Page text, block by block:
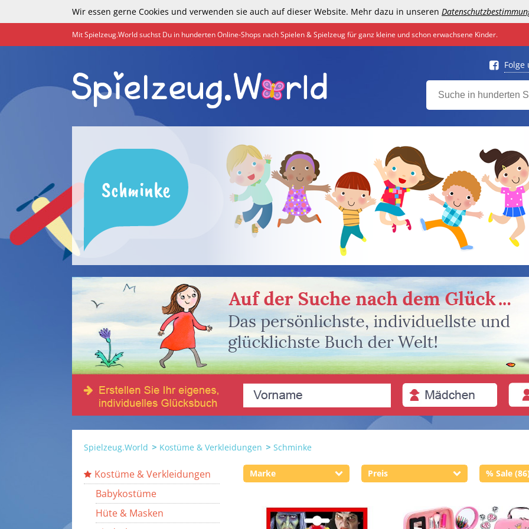
Wir essen gerne Cookies und verwenden sie auch auf dieser Website. Mehr dazu in unseren
Mit Spielzeug.World suchst Du in hunderten Online-Shops nach Spielen & Spielzeug für ganz kleine und schon erwachsene Kinder.
Folge
Schminke
Spielzeug.World Kostüme & Verkleidungen Schminke
Kostüme & Verkleidungen
Babykostüme
Hüte & Masken
Marke Preis % Sale